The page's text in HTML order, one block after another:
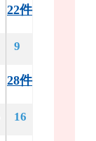
22件
9
28件
16